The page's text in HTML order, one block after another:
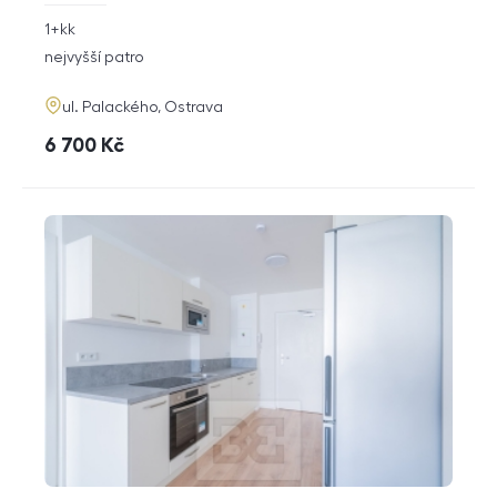
rozměry
dispozice
1+kk
funkce
nejvyšší patro
adresa
ul. Palackého, Ostrava
cena
6 700 Kč